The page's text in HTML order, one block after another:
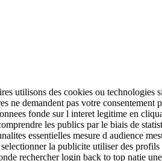
utilisons des cookies ou technologies
ne demandent pas votre
fonde sur l interet legitime en
les publics par le biais de
essentielles mesure d audience
la publicite utiliser des
rechercher login back to top natie